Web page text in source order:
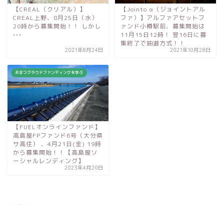
【CREAL（クリアル）】
CREAL上野、8月25日（水）
20時から募集開始！！ しかし
•••
2021年8月24日
【Jointo α（ジョイントアル
ファ）】アルファアセットフ
ァンド小樽駅前、募集開始は
11月15日12時！ 翌16日に募
集終了で抽選方式！！
2021年10月28日
おまつクラウドファンディングを学ぶ
【FUELオンラインファンド】
高島屋FPファンド6号（大分県
サ高住） 、4月21日(金) 19時
から募集開始！！【高島屋ソ
ーシャルレンディング】
2023年4月20日